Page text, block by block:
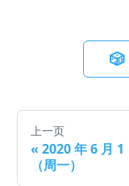
🎲
上一页
« 2020 年 6 月 1
（周一）